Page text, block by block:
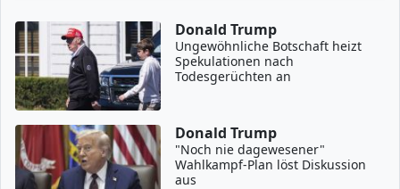
Donald Trump
Ungewöhnliche Botschaft heizt
Spekulationen nach
Todesgerüchten an
Donald Trump
"Noch nie dagewesener"
Wahlkampf-Plan löst Diskussion
aus